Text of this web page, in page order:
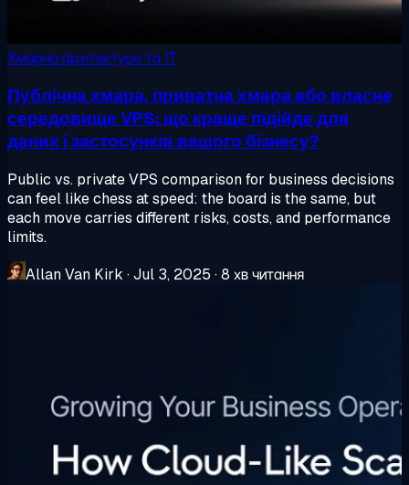
Хмарна архітектура та IT
Публічна хмара, приватна хмара або власне
середовище VPS: що краще підійде для
даних і застосунків вашого бізнесу?
Public vs. private VPS comparison for business decisions
can feel like chess at speed: the board is the same, but
each move carries different risks, costs, and performance
limits.
Allan Van Kirk ·Jul 3, 2025 ·8 хв читання